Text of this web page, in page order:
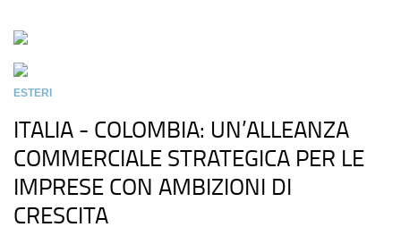
ESTERI
ITALIA - COLOMBIA: UN’ALLEANZA
COMMERCIALE STRATEGICA PER LE
IMPRESE CON AMBIZIONI DI
CRESCITA